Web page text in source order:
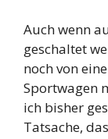
Auch wenn
geschaltet
noch von
Sportwagen
ich bisher
Tatsache,